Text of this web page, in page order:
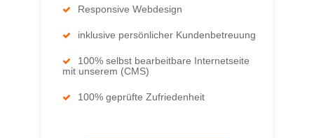
Responsive Webdesign
inklusive persönlicher Kundenbetreuung
100% selbst bearbeitbare Internetseite
mit unserem (CMS)
100% geprüfte Zufriedenheit